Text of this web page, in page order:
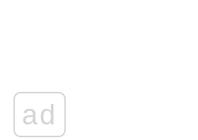
ad